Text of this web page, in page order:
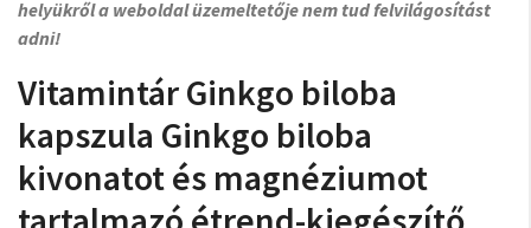
helyükről a weboldal üzemeltetője nem tud felvilágosítást
adni!
Vitamintár Ginkgo biloba
kapszula Ginkgo biloba
kivonatot és magnéziumot